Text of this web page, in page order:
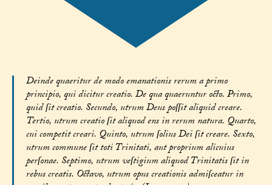
Deinde quaeritur de modo emanationis rerum a primo
principio, qui dicitur creatio. De qua quaeruntur octo. Primo,
quid ſit creatio. Secundo, utrum Deus poſſit aliquid creare.
Tertio, utrum creatio ſit aliquod ens in rerum natura. Quarto,
cui competit creari. Quinto, utrum ſolius Dei ſit creare. Sexto,
utrum commune ſit toti Trinitati, aut proprium alicuius
perſonae. Septimo, utrum veſtigium aliquod Trinitatis ſit in
rebus creatis. Octavo, utrum opus creationis admiſceatur in